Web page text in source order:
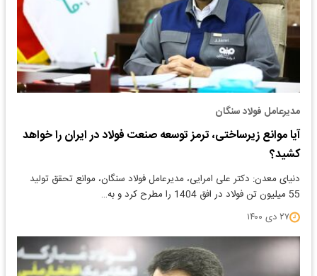
مدیرعامل فولاد سنگان
آیا موانع زیرساختی، ترمز توسعه صنعت فولاد در ایران را خواهد
کشید؟
دنیای معدن: دکتر علی امرایی، مدیرعامل فولاد سنگان، موانع تحقق تولید
55 میلیون تن فولاد در افق 1404 را مطرح کرد و به…
۲۷ دی ۱۴۰۰